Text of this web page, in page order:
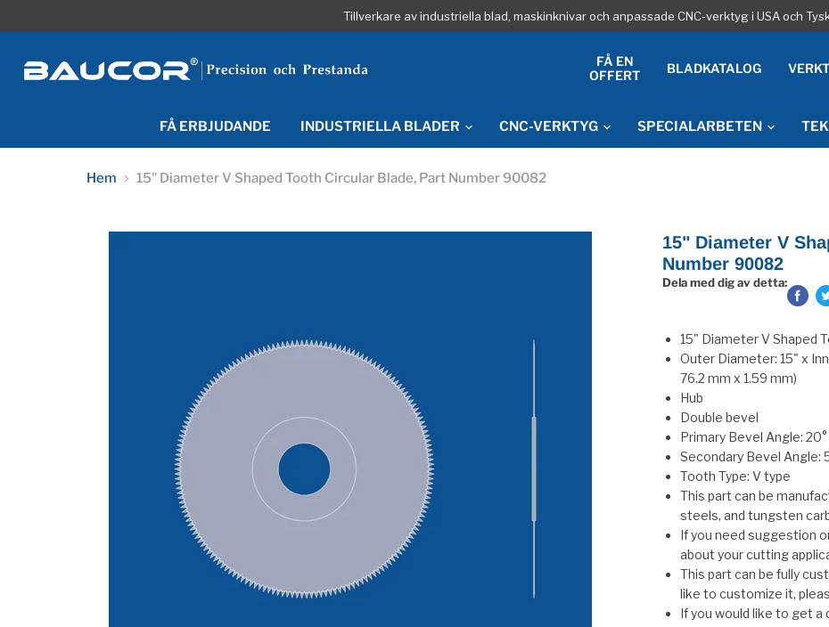
Tillverkare av industriella blad, maskinknivar och anpassade CNC-verktyg i USA och
FÅ EN
OFFERT
BLADKATALOG
FÅ ERBJUDANDE INDUSTRIELLA BLADER CNC-VERKTYG SPECIALARBETEN
Hem 15" Diameter V Shaped Tooth Circular Blade, Part Number 90082
15" Diameter V
Number 90082
Dela med dig av detta:
15" Diameter V Shaped
Outer Diameter: 15" x
76.2 mm x 1.59 mm)
Hub
Double bevel
Primary Bevel Angle: 20°
Secondary Bevel Angle:
Tooth Type: V type
This part can be
steels, and tungsten
If you need suggestion
about your cutting
This part can be fully
like to customize it,
If you would like to get